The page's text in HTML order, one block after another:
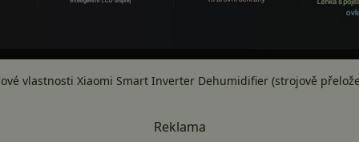
vlastnosti Xiaomi Smart Inverter Dehumidifier (strojově
Reklama